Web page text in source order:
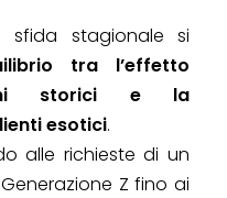
sfida stagionale si
tra l’effetto
storici e la
esotici.
alle richieste di un
Z fino ai